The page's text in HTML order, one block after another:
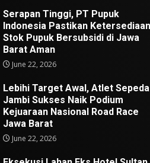
Serapan Tinggi, PT Pupuk
Indonesia Pastikan Ketersediaan
Stok Pupuk Bersubsidi di Jawa
Barat Aman
June 22, 2026
Lebihi Target Awal, Atlet Sepeda
Jambi Sukses Naik Podium
Kejuaraan Nasional Road Race
Jawa Barat
June 22, 2026